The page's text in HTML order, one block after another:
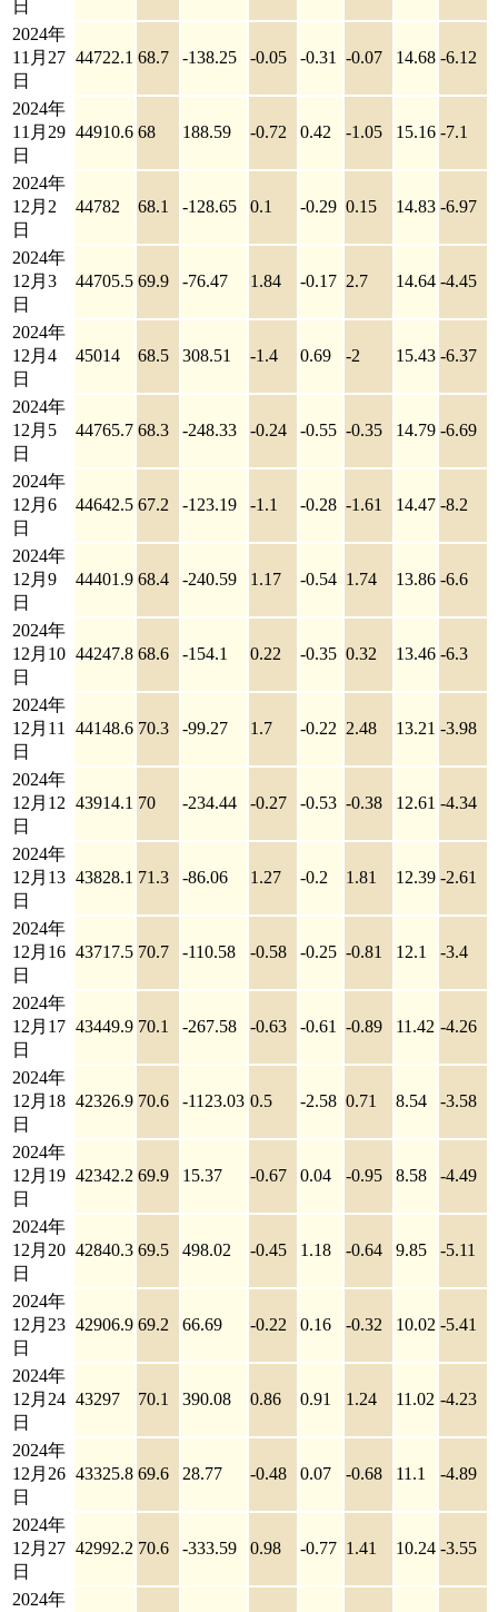
日
2024年
11月27
日
44722.1 68.7 -138.25 -0.05 -0.31 -0.07 14.68 -6.12
2024年
11月29
日
44910.6 68 188.59 -0.72 0.42 -1.05 15.16 -7.1
2024年
12月2
日
44782 68.1 -128.65 0.1 -0.29 0.15 14.83 -6.97
2024年
12月3
日
44705.5 69.9 -76.47 1.84 -0.17 2.7 14.64 -4.45
2024年
12月4
日
45014 68.5 308.51 -1.4 0.69 -2 15.43 -6.37
2024年
12月5
日
44765.7 68.3 -248.33 -0.24 -0.55 -0.35 14.79 -6.69
2024年
12月6
日
44642.5 67.2 -123.19 -1.1 -0.28 -1.61 14.47 -8.2
2024年
12月9
日
44401.9 68.4 -240.59 1.17 -0.54 1.74 13.86 -6.6
2024年
12月10
日
44247.8 68.6 -154.1 0.22 -0.35 0.32 13.46 -6.3
2024年
12月11
日
44148.6 70.3 -99.27 1.7 -0.22 2.48 13.21 -3.98
2024年
12月12
日
43914.1 70 -234.44 -0.27 -0.53 -0.38 12.61 -4.34
2024年
12月13
日
43828.1 71.3 -86.06 1.27 -0.2 1.81 12.39 -2.61
2024年
12月16
日
43717.5 70.7 -110.58 -0.58 -0.25 -0.81 12.1 -3.4
2024年
12月17
日
43449.9 70.1 -267.58 -0.63 -0.61 -0.89 11.42 -4.26
2024年
12月18
日
42326.9 70.6 -1123.03 0.5 -2.58 0.71 8.54 -3.58
2024年
12月19
日
42342.2 69.9 15.37 -0.67 0.04 -0.95 8.58 -4.49
2024年
12月20
日
42840.3 69.5 498.02 -0.45 1.18 -0.64 9.85 -5.11
2024年
12月23
日
42906.9 69.2 66.69 -0.22 0.16 -0.32 10.02 -5.41
2024年
12月24
日
43297 70.1 390.08 0.86 0.91 1.24 11.02 -4.23
2024年
12月26
日
43325.8 69.6 28.77 -0.48 0.07 -0.68 11.1 -4.89
2024年
12月27
日
42992.2 70.6 -333.59 0.98 -0.77 1.41 10.24 -3.55
2024年